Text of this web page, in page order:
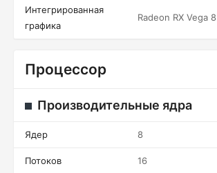
Интегрированная
графика
Radeon RX Vega 8
Процессор
Производительные ядра
Ядер 8
Потоков 16